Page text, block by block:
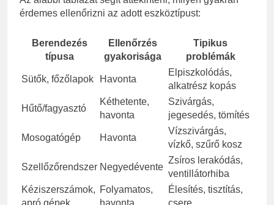
érdemes ellenőrizni az adott eszköztípust:
Berendezés
típusa
Ellenőrzés
gyakorisága
Tipikus
problémák
Sütők, főzőlapok Havonta
Elpiszkolódás,
alkatrész kopás
Hűtő/fagyasztó
Kéthetente,
havonta
Szivárgás,
jegesedés, tömítés
Mosogatógép Havonta
Vízszivárgás,
vízkő, szűrő kosz
Szellőzőrendszer Negyedévente
Zsíros lerakódás,
ventillátorhiba
Kéziszerszámok,
apró gépek
Folyamatos,
havonta
Élesítés, tisztítás,
csere